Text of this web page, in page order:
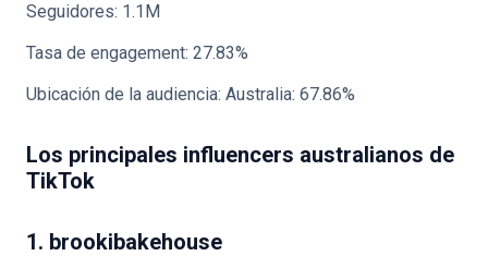
Seguidores: 1.1M
Tasa de engagement: 27.83%
Ubicación de la audiencia: Australia: 67.86%
Los principales influencers australianos de
TikTok
1. brookibakehouse